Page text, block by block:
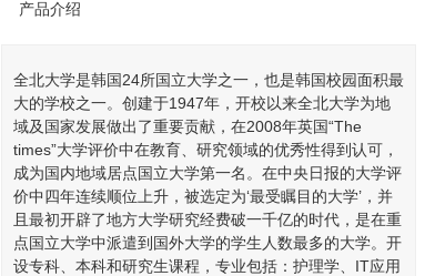
产品介绍
全北大学是韩国24所国立大学之一，也是韩国校园面积最
大的学校之一。创建于1947年，开校以来全北大学为地
域及国家发展做出了重要贡献，在2008年英国“The
times”大学评价中在教育、研究领域的优秀性得到认可，
成为国内地域居点国立大学第一名。在中央日报的大学评
价中四年连续顺位上升，被选定为‘最受瞩目的大学’，并
且最初开辟了地方大学研究经费破一千亿的时代，是在重
点国立大学中派遣到国外大学的学生人数最多的大学。开
设专科、本科和研究生课程，专业包括：护理学、IT应用